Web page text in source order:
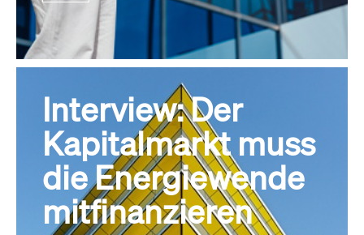
Interview: Der
Kapitalmarkt muss
die Energiewende
mitfinanzieren